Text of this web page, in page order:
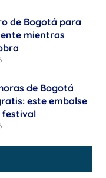
de Bogotá para
mientras
de Bogotá
este embalse
festival